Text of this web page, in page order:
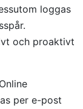
loggas
och proaktivt
per e-post